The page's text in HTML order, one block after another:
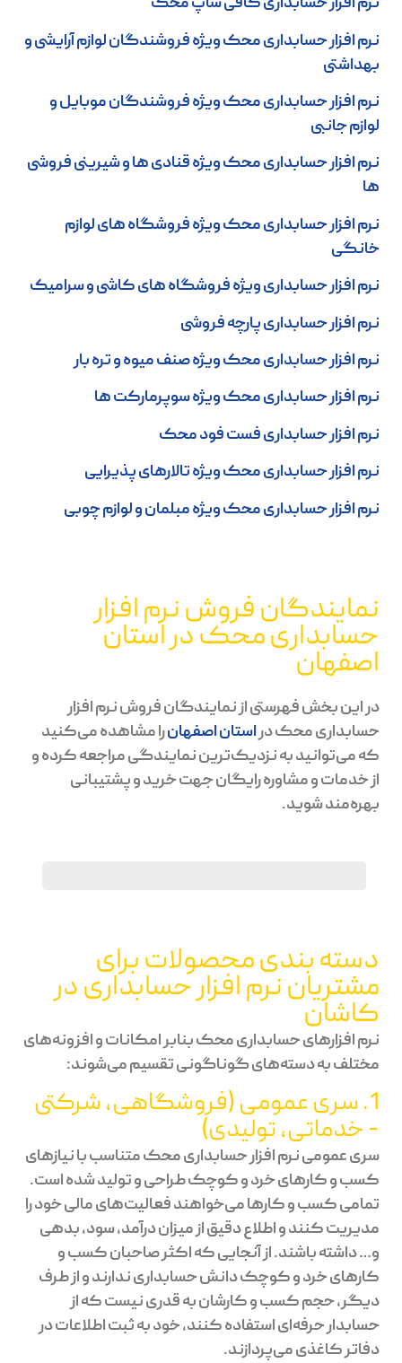
نرم افزار حسابداری محک ویژه فروشندگان لوازم آرایشی و
بهداشتی
نرم افزار حسابداری محک ویژه فروشندگان موبایل و
لوازم جانبی
نرم افزار حسابداری محک ویژه قنادی ها و شیرینی فروشی
ها
نرم افزار حسابداری محک ویژه فروشگاه های لوازم
خانگی
نرم افزار حسابداری ویژه فروشگاه های کاشی و سرامیک
نرم افزار حسابداری پارچه فروشی
نرم افزار حسابداری محک ویژه صنف میوه و تره بار
نرم افزار حسابداری محک ویژه سوپرمارکت ها
نرم افزار حسابداری فست فود محک
نرم افزار حسابداری محک ویژه تالارهای پذیرایی
نرم افزار حسابداری محک ویژه مبلمان و لوازم چوبی
نمایندگان فروش نرم افزار
حسابداری محک در استان
اصفهان
در این بخش فهرستی از نمایندگان فروش نرم افزار
حسابداری محک دراستان اصفهانرا مشاهده می‌کنید
که می‌توانید به نزدیک‌ترین نمایندگی مراجعه کرده و
از خدمات و مشاوره رایگان جهت خرید و پشتیبانی
بهره‌مند شوید.
دسته بندی محصولات برای
مشتریان نرم افزار حسابداری در
کاشان
نرم افزارهای حسابداری محک بنابر امکانات و افزونه‌های
مختلف به دسته‌های گوناگونی تقسیم می‌شوند:
1. سری عمومی (فروشگاهی، شرکتی
- خدماتی، تولیدی)
سری عمومی نرم افزار حسابداری محک متناسب با نیازهای
کسب و کارهای خرد و کوچک طراحی و تولید شده است.
تمامی کسب و کارها می‌خواهند فعالیت‌های مالی خود را
مدیریت کنند و اطلاع دقیق از میزان درآمد، سود، بدهی
و… داشته باشند. از آنجایی که اکثر صاحبان کسب و
کارهای خرد و کوچک دانش حسابداری ندارند و از طرف
دیگر، حجم کسب و کارشان به قدری نیست که از
حسابدار حرفه‌ای استفاده کنند، خود به ثبت اطلاعات در
دفاتر کاغذی می‌پردازند.